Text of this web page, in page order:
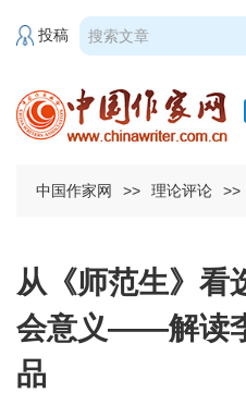
投稿
中国作家网 >> 理论评论 >>
从《师范生》看
会意义——解读
品